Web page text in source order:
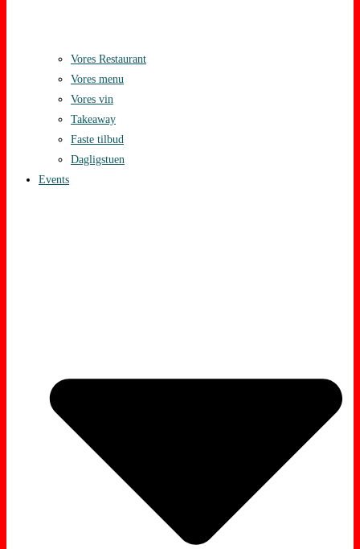
Vores Restaurant
Vores menu
Vores vin
Takeaway
Faste tilbud
Dagligstuen
Events